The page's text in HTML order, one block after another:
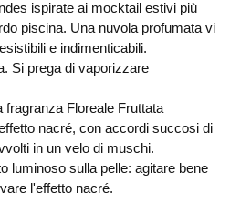
ispirate ai mocktail estivi più
piscina. Una nuvola profumata vi
e indimenticabili.
Si prega di vaporizzare
Floreale Fruttata
nacré, con accordi succosi di
in un velo di muschi.
luminoso sulla pelle: agitare bene
l'effetto nacré.